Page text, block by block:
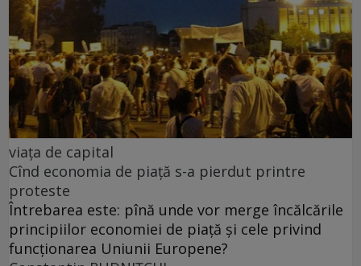
viața de capital
Cînd economia de piață s-a pierdut printre
proteste
Întrebarea este: pînă unde vor merge încălcările
principiilor economiei de piață și cele privind
funcționarea Uniunii Europene?